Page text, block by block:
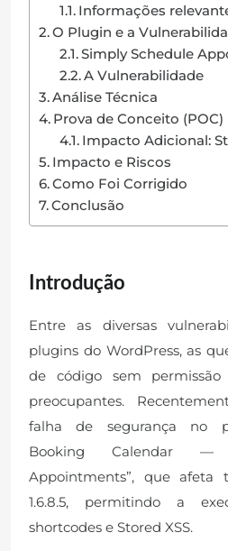
Informações
O Plugin e a
Simply Schedule
A Vulnerabilidade
Análise Técnica
Prova de Conceito (POC)
Impacto Adicional:
Impacto e Riscos
Como Foi Corrigido
Conclusão
Introdução
Entre as diversas
plugins do WordPress, as
de código sem permissão
preocupantes.
falha de segurança no
Booking Calendar —
Appointments”, que afeta
1.6.8.5, permitindo a
shortcodes e Stored XSS.